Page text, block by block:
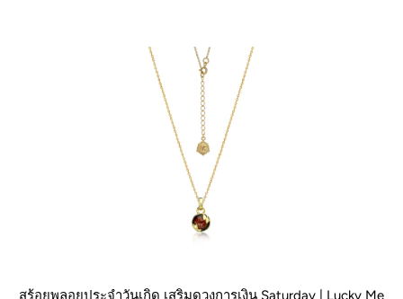
สร้อยพลอยประจำวันเกิด เสริมดวงการเงิน Saturday | Lucky Me